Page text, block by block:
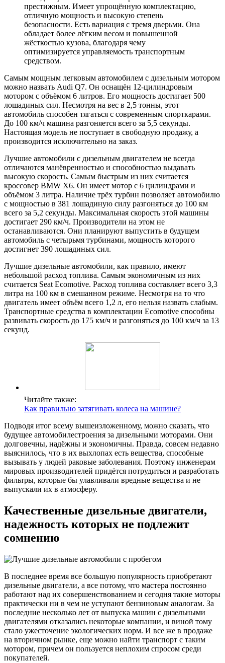
престижным. Имеет упрощённую комплектацию,
отличную мощность и высокую степень
безопасности. Есть вариация с тремя дверьми. Она
обладает более лёгким весом и повышенной
жёсткостью кузова, благодаря чему
оптимизируется управляемость транспортным
средством.
Самым мощным легковым автомобилем с дизельным мотором
можно назвать Audi Q7. Он оснащён 12-цилиндровым
мотором с объёмом 6 литров. Его мощность достигает 500
лошадиных сил. Несмотря на вес в 2,5 тонны, этот
автомобиль способен тягаться с современным спорткарами.
До 100 км/ч машина разгоняется всего за 5,5 секунды.
Настоящая модель не поступает в свободную продажу, а
производится исключительно на заказ.
Лучшие автомобили с дизельным двигателем не всегда
отличаются манёвренностью и способностью выдавать
высокую скорость. Самым быстрым из них считается
кроссовер BMW Х6. Он имеет мотор с 6 цилиндрами и
объёмом 3 литра. Наличие трёх турбин позволяет автомобилю
с мощностью в 381 лошадиную силу разгоняться до 100 км
всего за 5,2 секунды. Максимальная скорость этой машины
достигает 290 км/ч. Производители на этом не
останавливаются. Они планируют выпустить в будущем
автомобиль с четырьмя турбинами, мощность которого
достигнет 390 лошадиных сил.
Лучшие дизельные автомобили, как правило, имеют
небольшой расход топлива. Самым экономичным из них
считается Seat Ecomotive. Расход топлива составляет всего 3,3
литра на 100 км в смешанном режиме. Несмотря на то что
двигатель имеет объём всего 1,2 л, его нельзя назвать слабым.
Транспортные средства в комплектации Ecomotive способны
развивать скорость до 175 км/ч и разгоняться до 100 км/ч за 13
секунд.
Читайте также:
Как правильно затягивать колеса на машине?
Подводя итог всему вышеизложенному, можно сказать, что
будущее автомобилестроения за дизельными моторами. Они
долговечны, надёжны и экономичны. Правда, совсем недавно
выяснилось, что в их выхлопах есть вещества, способные
вызывать у людей раковые заболевания. Поэтому инженерам
мировых производителей придётся потрудиться и разработать
фильтры, которые бы улавливали вредные вещества и не
выпускали их в атмосферу.
Качественные дизельные двигатели,
надежность которых не подлежит
сомнению
В последнее время все большую популярность приобретают
дизельные двигатели, а все потому, что мастера постоянно
работают над их совершенствованием и сегодня такие моторы
практически ни в чем не уступают бензиновым аналогам. За
последние несколько лет от выпуска машин с дизельными
двигателями отказались некоторые компании, и виной тому
стало ужесточение экологических норм. И все же в продаже
на вторичном рынке, еще можно найти транспорт с таким
мотором, причем он пользуется неплохим спросом среди
покупателей.